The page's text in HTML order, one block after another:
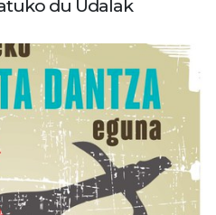
du Udalak